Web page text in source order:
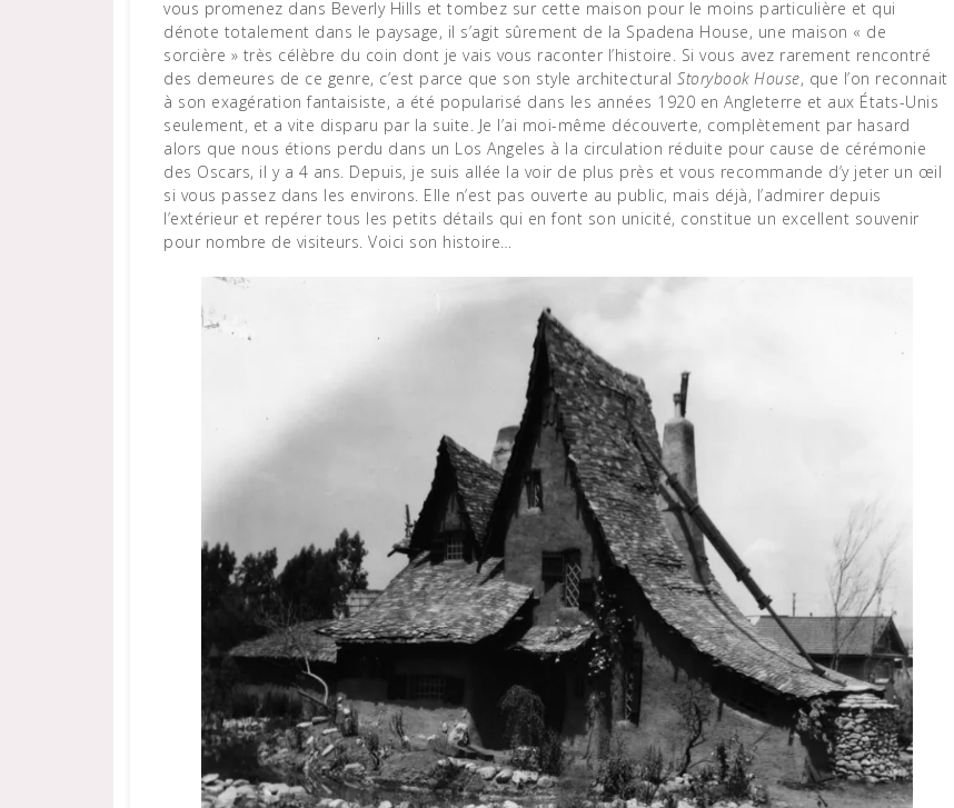
vous promenez dans Beverly Hills et tombez sur cette maison pour le moins particulière et qui
dénote totalement dans le paysage, il s’agit sûrement de la Spadena House, une maison « de
sorcière » très célèbre du coin dont je vais vous raconter l’histoire. Si vous avez rarement rencontré
des demeures de ce genre, c’est parce que son style architectural Storybook House, que l’on reconnait
à son exagération fantaisiste, a été popularisé dans les années 1920 en Angleterre et aux États-Unis
seulement, et a vite disparu par la suite. Je l’ai moi-même découverte, complètement par hasard
alors que nous étions perdu dans un Los Angeles à la circulation réduite pour cause de cérémonie
des Oscars, il y a 4 ans. Depuis, je suis allée la voir de plus près et vous recommande d’y jeter un œil
si vous passez dans les environs. Elle n’est pas ouverte au public, mais déjà, l’admirer depuis
l’extérieur et repérer tous les petits détails qui en font son unicité, constitue un excellent souvenir
pour nombre de visiteurs. Voici son histoire…